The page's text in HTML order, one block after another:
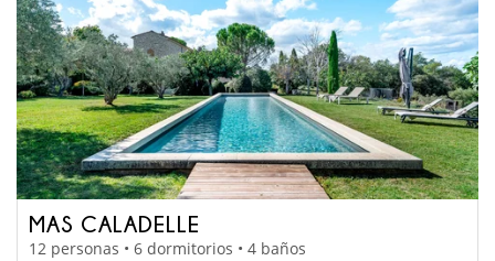
MAS CALADELLE
12 personas • 6 dormitorios • 4 baños